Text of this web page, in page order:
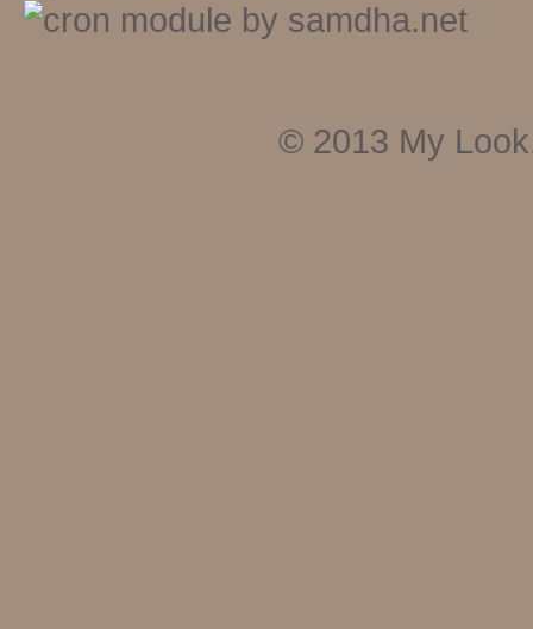
© 2013 My Look